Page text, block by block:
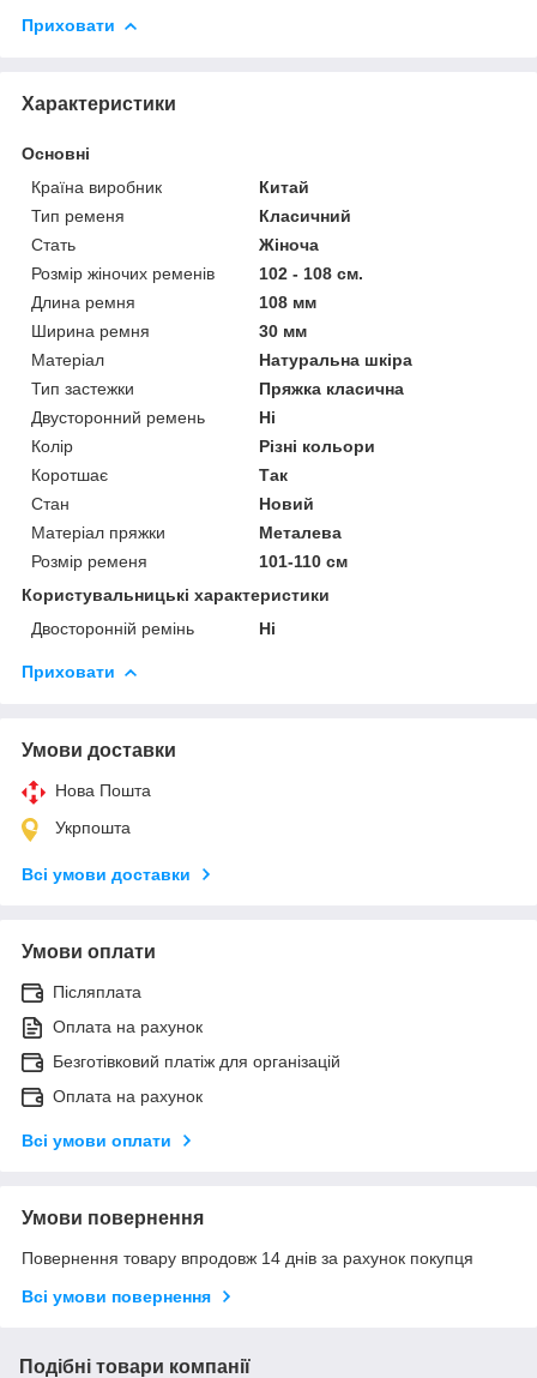
Приховати
Характеристики
Основні
Країна виробник
Китай
Тип ременя
Класичний
Стать
Жіноча
Розмір жіночих ременів
102 - 108 см.
Длина ремня
108 мм
Ширина ремня
30 мм
Матеріал
Натуральна шкіра
Тип застежки
Пряжка класична
Двусторонний ремень
Ні
Колір
Різні кольори
Коротшає
Так
Стан
Новий
Матеріал пряжки
Металева
Розмір ременя
101-110 см
Користувальницькі характеристики
Двосторонній ремінь
Ні
Приховати
Умови доставки
Нова Пошта
Укрпошта
Всі умови доставки
Умови оплати
Післяплата
Оплата на рахунок
Безготівковий платіж для організацій
Оплата на рахунок
Всі умови оплати
Умови повернення
Повернення товару впродовж 14 днів за рахунок покупця
Всі умови повернення
Подібні товари компанії